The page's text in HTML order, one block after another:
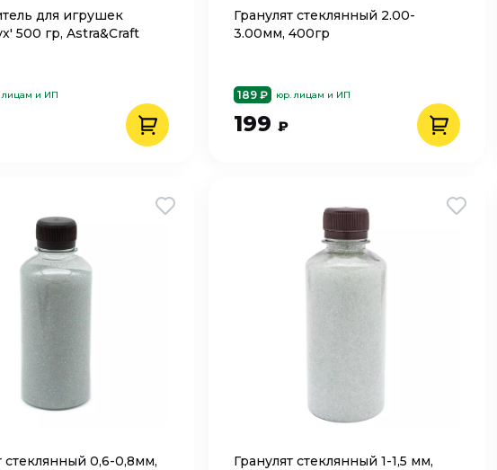
для игрушек
500 гр, Astra&Craft
лицам и ИП
Гранулят стеклянный 2.00-
3.00мм, 400гр
189 ₽ юр. лицам и ИП
199 ₽
стеклянный 0,6-0,8мм,
Гранулят стеклянный 1-1,5 мм,